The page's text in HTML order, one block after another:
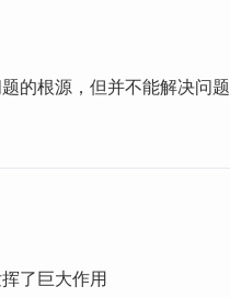
的根源，但并不能解决问题
了巨大作用